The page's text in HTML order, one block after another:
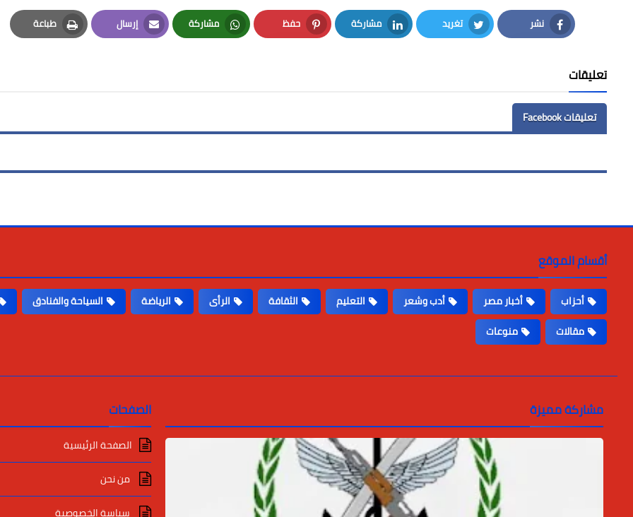
نشر
Facebook
تغريد
Twitter
مشاركة
LinkedIn
حفظ
Pinterest
مشاركة
Whatsapp
إرسال
Email
طباعة
Print
تعليقات
تعليقات Facebook
أقسام الموقع
أحزاب أخبار مصر أدب وشعر التعليم الثقافة الرأى الرياضة السياحة والفنادق
مقالات
منوعات
مشاركة مميزة الصفحات
الصفحة الرئيسية
من نحن
سياسة الخصوصية